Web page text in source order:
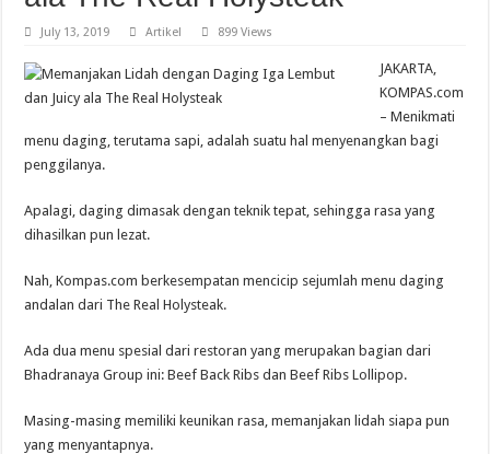
July 13, 2019 Artikel 899 Views
JAKARTA,
KOMPAS.com
– Menikmati
menu daging, terutama sapi, adalah suatu hal menyenangkan bagi
penggilanya.
Apalagi, daging dimasak dengan teknik tepat, sehingga rasa yang
dihasilkan pun lezat.
Nah, Kompas.com berkesempatan mencicip sejumlah menu daging
andalan dari The Real Holysteak.
Ada dua menu spesial dari restoran yang merupakan bagian dari
Bhadranaya Group ini: Beef Back Ribs dan Beef Ribs Lollipop.
Masing-masing memiliki keunikan rasa, memanjakan lidah siapa pun
yang menyantapnya.